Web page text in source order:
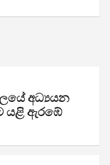
අධ්‍යයන
යළි ඇරඹේ